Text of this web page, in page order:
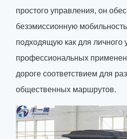
простого управления, он
безэмиссионную
подходящую как для личного
профессиональных
дороге соответствием для
общественных маршрутов.